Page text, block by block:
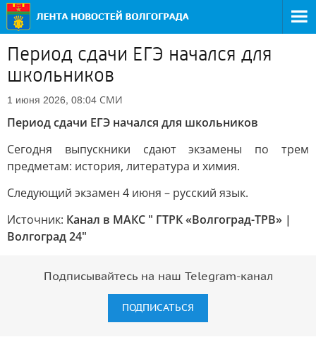
Период сдачи ЕГЭ начался для
школьников
1 июня 2026, 08:04 СМИ
Период сдачи ЕГЭ начался для школьников
Сегодня выпускники сдают экзамены по трем
предметам: история, литература и химия.
Следующий экзамен 4 июня – русский язык.
Источник: Канал в МАКС " ГТРК «Волгоград-ТРВ» |
Волгоград 24"
Подписывайтесь на наш Telegram-канал
ПОДПИСАТЬСЯ